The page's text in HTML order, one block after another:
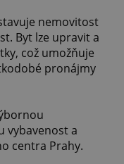
nemovitost
Byt lze upravit a
což umožňuje
pronájmy
vybavenost a
centra Prahy.